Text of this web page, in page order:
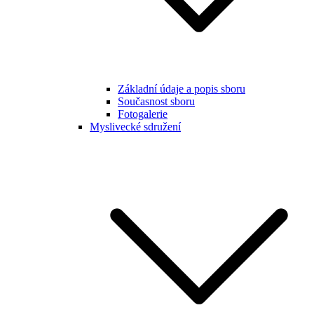
Základní údaje a popis sboru
Současnost sboru
Fotogalerie
Myslivecké sdružení